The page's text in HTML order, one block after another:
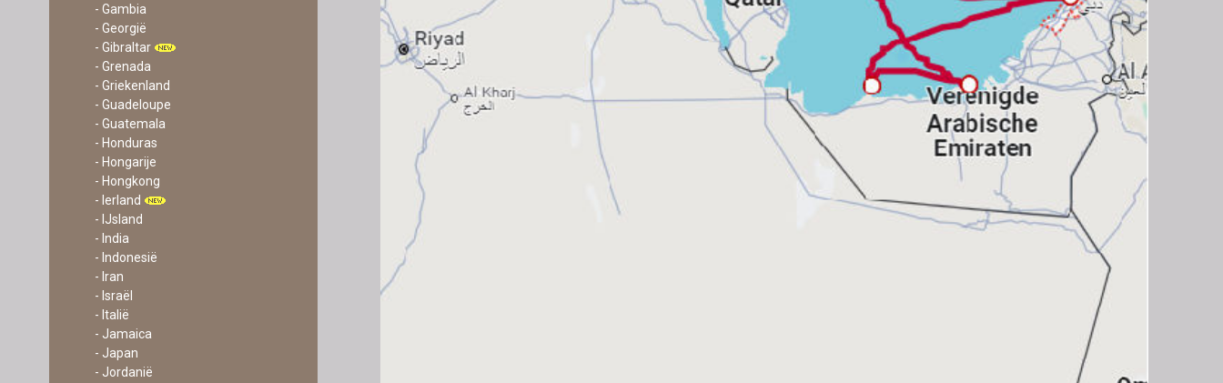
- Gambia
- Georgië
- Gibraltar
- Grenada
- Griekenland
- Guadeloupe
- Guatemala
- Honduras
- Hongarije
- Hongkong
- Ierland
- IJsland
- India
- Indonesië
- Iran
- Israël
- Italië
- Jamaica
- Japan
- Jordanië